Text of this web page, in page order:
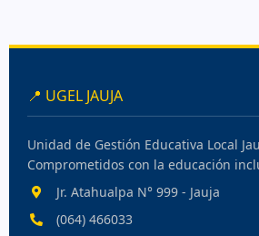
📍 UGEL JAUJA
Unidad de Gestión Educativa Local
Comprometidos con la educación
Jr. Atahualpa N° 999 - Jauja
(064) 466033